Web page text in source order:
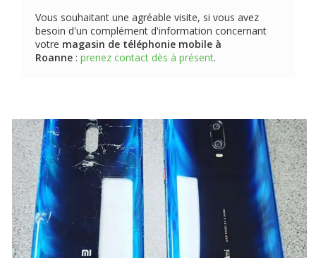
Vous souhaitant une agréable visite, si vous avez
besoin d'un complément d'information concernant
votre magasin de téléphonie mobile à
Roanne : prenez contact dès à présent.